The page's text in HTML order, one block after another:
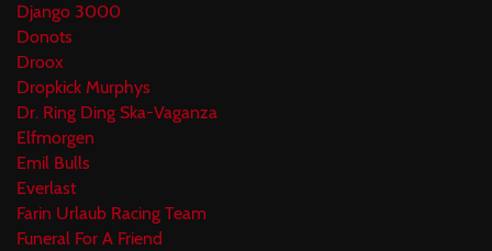
Django 3000
Donots
Droox
Dropkick Murphys
Dr. Ring Ding Ska-Vaganza
Elfmorgen
Emil Bulls
Everlast
Farin Urlaub Racing Team
Funeral For A Friend